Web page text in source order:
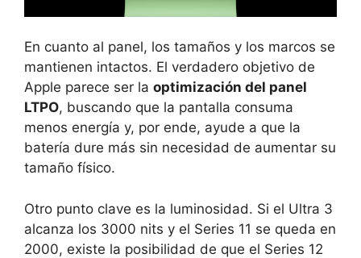
En cuanto al panel, los tamaños y los marcos se
mantienen intactos. El verdadero objetivo de
Apple parece ser la optimización del panel
LTPO, buscando que la pantalla consuma
menos energía y, por ende, ayude a que la
batería dure más sin necesidad de aumentar su
tamaño físico.
Otro punto clave es la luminosidad. Si el Ultra 3
alcanza los 3000 nits y el Series 11 se queda en
2000, existe la posibilidad de que el Series 12